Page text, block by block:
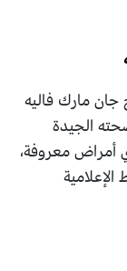
مارك فاليه
الجيدة
أمراض معروفة،